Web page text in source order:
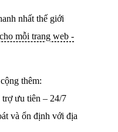
nhất thế giới
mỗi trang web -
thêm:
ưu tiên – 24/7
và ổn định với địa